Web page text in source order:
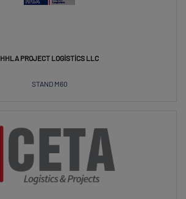
HHLA PROJECT LOGISTICS LLC
STAND M60